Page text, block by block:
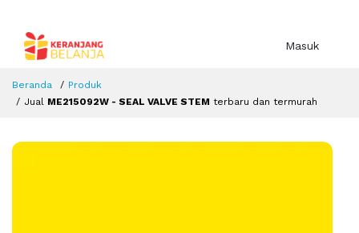
Masuk
Beranda
Produk
Jual ME215092W - SEAL VALVE STEM terbaru dan termurah